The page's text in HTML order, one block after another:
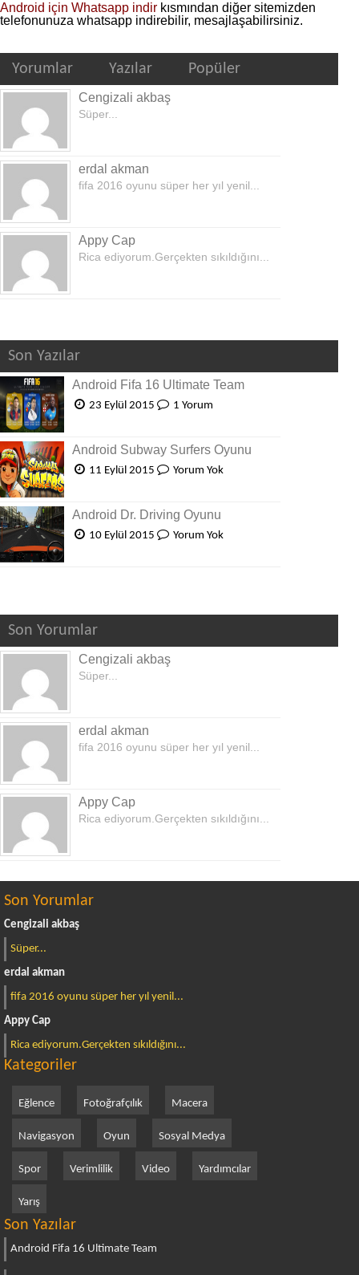
Android için Whatsapp indir kısmından diğer sitemizden
telefonunuza whatsapp indirebilir, mesajlaşabilirsiniz.
Yorumlar Yazılar Popüler
Cengizali akbaş
Süper...
erdal akman
fifa 2016 oyunu süper her yıl yenil...
Appy Cap
Rica ediyorum.Gerçekten sıkıldığını...
Son Yazılar
Android Fifa 16 Ultimate Team
23 Eylül 2015 1 Yorum
Android Subway Surfers Oyunu
11 Eylül 2015 Yorum Yok
Android Dr. Driving Oyunu
10 Eylül 2015 Yorum Yok
Son Yorumlar
Cengizali akbaş
Süper...
erdal akman
fifa 2016 oyunu süper her yıl yenil...
Appy Cap
Rica ediyorum.Gerçekten sıkıldığını...
Son Yorumlar
Cengizali akbaş
Süper...
erdal akman
fifa 2016 oyunu süper her yıl yenil...
Appy Cap
Rica ediyorum.Gerçekten sıkıldığını...
Kategoriler
Eğlence Fotoğrafçılık Macera
Navigasyon Oyun Sosyal Medya
Spor Verimlilik Video Yardımcılar
Yarış
Son Yazılar
Android Fifa 16 Ultimate Team